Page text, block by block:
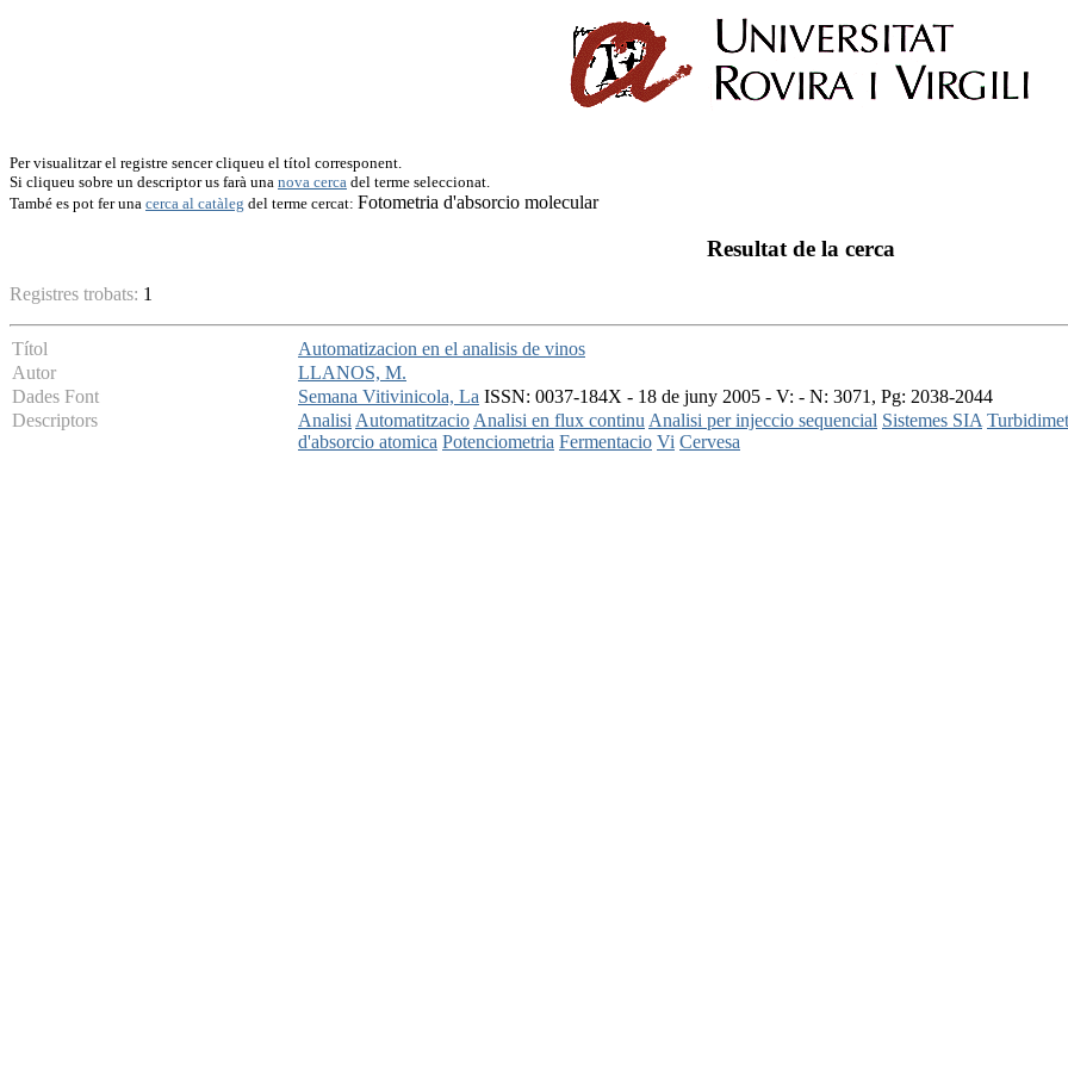
Per visualitzar el registre sencer cliqueu el títol corresponent.
Si cliqueu sobre un descriptor us farà una nova cerca del terme seleccionat.
També es pot fer una cerca al catàleg del terme cercat: Fotometria d'absorcio molecular
Resultat de la cerca
Registres trobats: 1
Títol
Automatizacion en el analisis de vinos
Autor
LLANOS, M.
Dades Font
Semana Vitivinicola, La ISSN: 0037-184X - 18 de juny 2005 - V: - N: 3071, Pg: 2038-2044
Descriptors
AnalisiAutomatitzacioAnalisi en flux continuAnalisi per injeccio sequencial Sistemes SIA
d'absorcio atomica Potenciometria Fermentacio Vi Cervesa